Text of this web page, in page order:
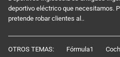
deportivo eléctrico que necesitamos.
pretende robar clientes al..
OTROS TEMAS: Fórmula1